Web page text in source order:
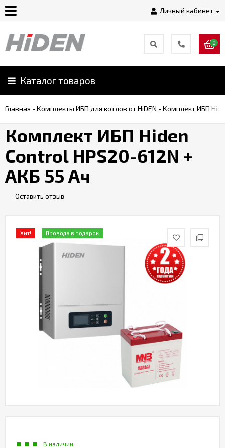
Личный кабинет
Главная
О
Оплата
Монтаж
Акции
Партнерам
Калькулятор
0
Каталог товаров
Главная -Комплекты ИБП для котлов от HiDEN -Комплект ИБП
Комплект ИБП Hiden
Control HPS20-612N +
АКБ 55 Ач
Оставить отзыв
Хит! Провода в подарок
В наличии